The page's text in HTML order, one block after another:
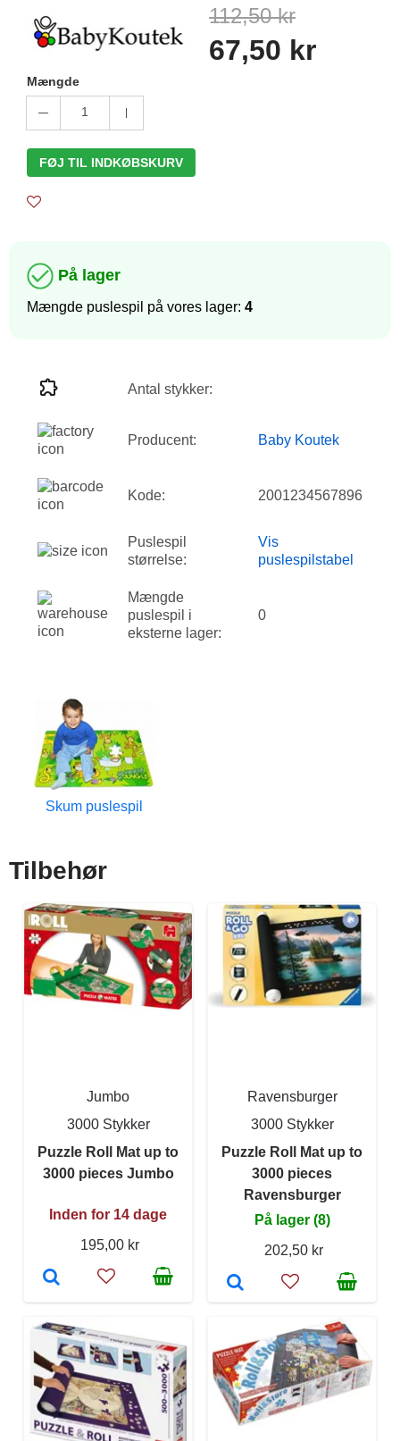
112,50 kr
67,50 kr
Mængde
1
FØJ TIL INDKØBSKURV
På lager
Mængde puslespil på vores lager: 4
Antal stykker:
Producent: Baby Koutek
Kode: 2001234567896
Puslespil
størrelse:
Vis
puslespilstabel
Mængde
puslespil i
eksterne lager:
0
Skum puslespil
Tilbehør
Jumbo
3000 Stykker
Puzzle Roll Mat up to
3000 pieces Jumbo
Inden for 14 dage
195,00 kr
Ravensburger
3000 Stykker
Puzzle Roll Mat up to
3000 pieces
Ravensburger
På lager (8)
202,50 kr